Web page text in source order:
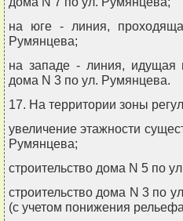
на юге - линия,
Румянцева;
на западе - линия, идущая
дома N 3 по ул. Румянцева.
17. На территории зоны
увеличение этажности
Румянцева;
строительство дома N 5 по
строительство дома N 3 по
(с учетом понижения